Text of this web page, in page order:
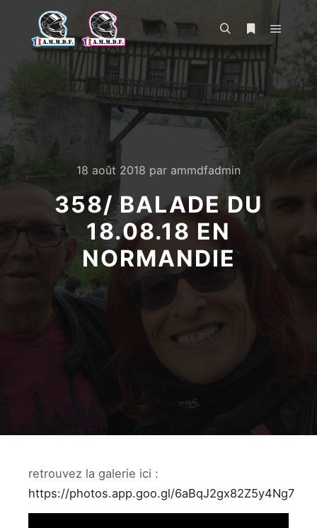
RechercherPlus d’infos
Menu
18 août 2018 par ammdfadmin
358/ BALADE DU
18.08.18 EN
NORMANDIE
retrouvez la galerie ici :
https://photos.app.goo.gl/6aBqJ2gx82Z5y4Ng7